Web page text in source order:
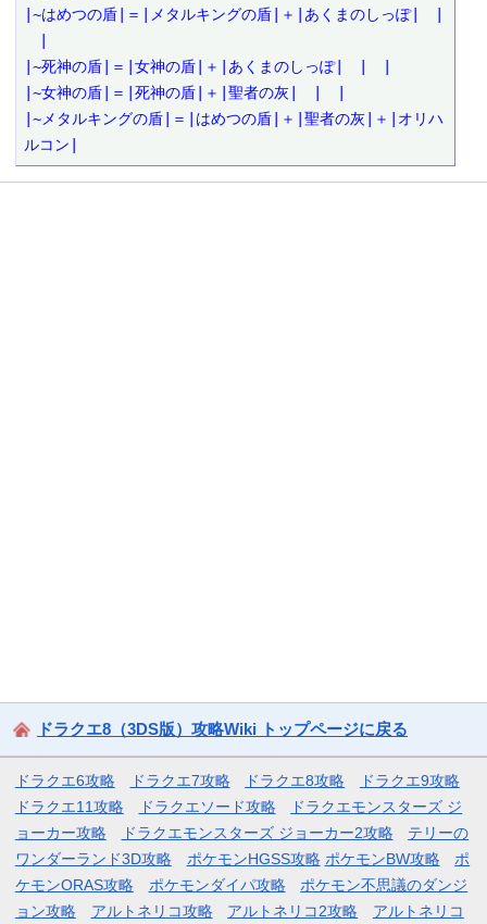
|~はめつの盾|＝|メタルキングの盾|＋|あくまのしっぽ|　|
|
|~死神の盾|＝|女神の盾|＋|あくまのしっぽ|　|　|
|~女神の盾|＝|死神の盾|＋|聖者の灰|　|　|
|~メタルキングの盾|＝|はめつの盾|＋|聖者の灰|＋|オリハ
ルコン|
ドラクエ8（3DS版）攻略Wiki トップページに戻る
ドラクエ6攻略 ドラクエ7攻略 ドラクエ8攻略
ドラクエ9攻略
ドラクエ11攻略
ドラクエソード攻略
ドラクエモンスターズ ジ
ョーカー攻略
ドラクエモンスターズ ジョーカー2攻略
テリーの
ワンダーランド3D攻略
ポケモンHGSS攻略 ポケモンBW攻略
ポ
ケモンORAS攻略
ポケモンダイパ攻略
ポケモン不思議のダンジ
ョン攻略
アルトネリコ攻略 アルトネリコ2攻略 アルトネリコ